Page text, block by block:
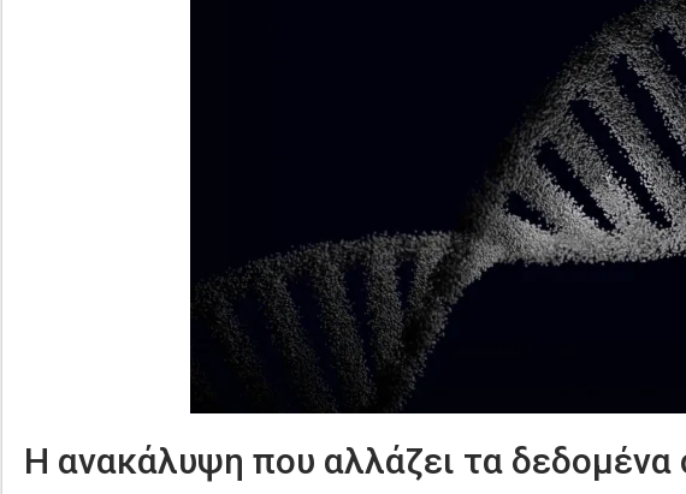
Η ανακάλυψη που αλλάζει τα δεδομένα